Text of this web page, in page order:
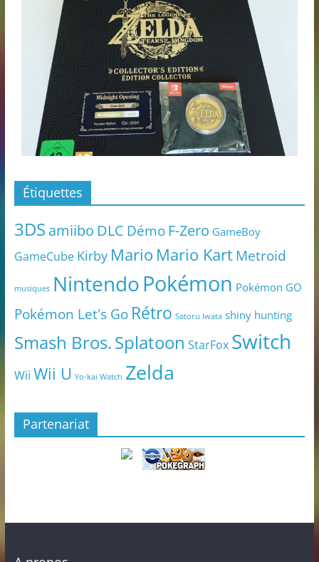
Étiquettes
3DS amiibo DLC Démo F-Zero GameBoy
GameCube Kirby Mario Mario KartMetroid
musiques NintendoPokémon Pokémon GO
Pokémon Let's Go Rétro Satoru Iwata shiny hunting
Smash Bros.Splatoon StarFox Switch
Wii Wii U Yo-kai Watch Zelda
Partenariat